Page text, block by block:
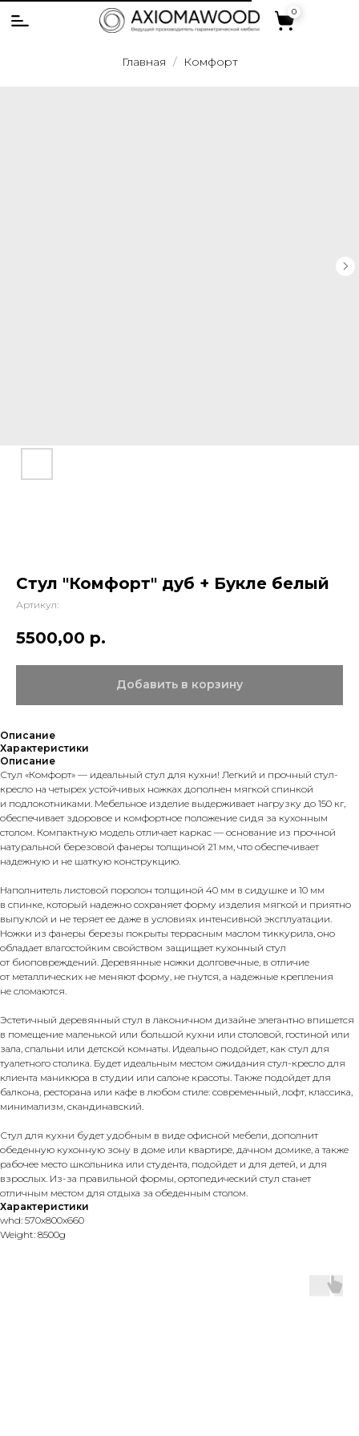
0
0
Главная Комфорт
Стул "Комфорт" дуб + Букле белый
Артикул:
5500,00 р.
Добавить в корзину
Описание
Характеристики
Описание
Стул «Комфорт» — идеальный стул для кухни! Легкий и прочный стул-
кресло на четырех устойчивых ножках дополнен мягкой спинкой
и подлокотниками. Мебельное изделие выдерживает нагрузку до 150 кг,
обеспечивает здоровое и комфортное положение сидя за кухонным
столом. Компактную модель отличает каркас — основание из прочной
натуральной березовой фанеры толщиной 21 мм, что обеспечивает
надежную и не шаткую конструкцию.
Наполнитель листовой поролон толщиной 40 мм в сидушке и 10 мм
в спинке, который надежно сохраняет форму изделия мягкой и приятно
выпуклой и не теряет ее даже в условиях интенсивной эксплуатации.
Ножки из фанеры березы покрыты террасным маслом тиккурила, оно
обладает влагостойким свойством защищает кухонный стул
от биоповреждений. Деревянные ножки долговечные, в отличие
от металлических не меняют форму, не гнутся, а надежные крепления
не сломаются.
Эстетичный деревянный стул в лаконичном дизайне элегантно впишется
в помещение маленькой или большой кухни или столовой, гостиной или
зала, спальни или детской комнаты. Идеально подойдет, как стул для
туалетного столика. Будет идеальным местом ожидания стул-кресло для
клиента маникюра в студии или салоне красоты. Также подойдет для
балкона, ресторана или кафе в любом стиле: современный, лофт, классика,
минимализм, скандинавский.
Стул для кухни будет удобным в виде офисной мебели, дополнит
обеденную кухонную зону в доме или квартире, дачном домике, а также
рабочее место школьника или студента, подойдет и для детей, и для
взрослых. Из-за правильной формы, ортопедический стул станет
отличным местом для отдыха за обеденным столом.
Характеристики
whd: 570x800x660
Weight: 8500g